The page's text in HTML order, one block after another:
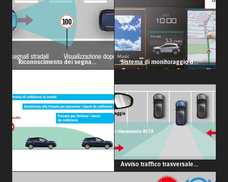
Riconoscimento dei segnali
stradali
Sistema di monitoraggio del
conducente
(DSBS)
Avviso traffico trasversale
posteriore (RCTA)